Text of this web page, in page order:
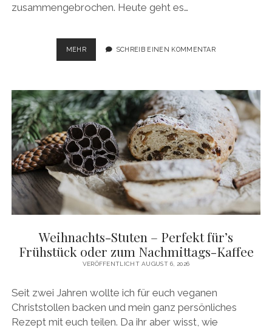
zusammengebrochen. Heute geht es…
MEHRWAFFELN
ZUCKERFREI
SCHREIB EINEN KOMMENTAR
Weihnachts-Stuten – Perfekt für’s
Frühstück oder zum Nachmittags-Kaffee
VERÖFFENTLICHT AUGUST 6, 2026
Seit zwei Jahren wollte ich für euch veganen
Christstollen backen und mein ganz persönliches
Rezept mit euch teilen. Da ihr aber wisst, wie